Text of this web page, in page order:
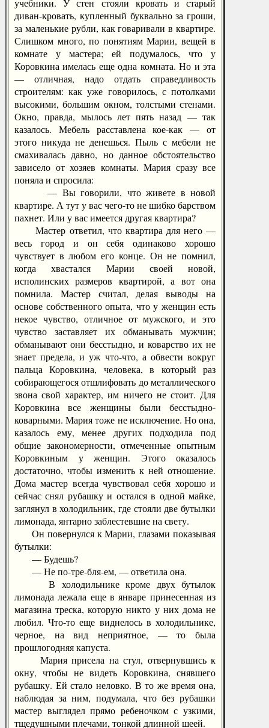
учебники. У стен стояли кровать и старый
диван-кровать, купленный буквально за гроши,
за маленькие рубли, как говаривали в квартире.
Слишком много, по понятиям Марии, вещей в
комнате у мастера; ей подумалось, что у
Коровкина имелась еще одна комната. Но и эта
— отличная, надо отдать справедливость
строителям: как уже говорилось, с потолками
высокими, большим окном, толстыми стенами.
Окно, правда, мылось лет пять назад — так
казалось. Мебель расставлена кое-как — от
этого никуда не денешься. Пыль с мебели не
смахивалась давно, но данное обстоятельство
зависело от хозяев комнаты. Мария сразу все
поняла и спросила:
— Вы говорили, что живете в новой
квартире. А тут у вас чего-то не шибко барством
пахнет. Или у вас имеется другая квартира?
Мастер ответил, что квартира для него —
весь город и он себя одинаково хорошо
чувствует в любом его конце. Он не помнил,
когда хвастался Марии своей новой,
исполинских размеров квартирой, а вот она
помнила. Мастер считал, делая выводы на
основе собственного опыта, что у женщин есть
некое чувство, отличное от мужского, и это
чувство заставляет их обманывать мужчин;
обманывают они бесстыдно, и коварство их не
знает предела, и уж что-что, а обвести вокруг
пальца Коровкина, человека, в который раз
собирающегося отшлифовать до металлического
звона свой характер, им ничего не стоит. Для
Коровкина все женщины были бесстыдно-
коварными. Мария тоже не исключение. Но она,
казалось ему, менее других подходила под
общие закономерности, отмеченные опытным
Коровкиным у женщин. Этого оказалось
достаточно, чтобы изменить к ней отношение.
Дома мастер всегда чувствовал себя хорошо и
сейчас снял рубашку и остался в одной майке,
заглянул в холодильник, где стояли две бутылки
лимонада, янтарно заблестевшие на свету.
Он повернулся к Марии, глазами показывая
бутылки:
— Будешь?
— Не по-тре-бля-ем, — ответила она.
В холодильнике кроме двух бутылок
лимонада лежала еще в январе принесенная из
магазина треска, которую никто у них дома не
любил. Что-то еще виднелось в холодильнике,
черное, на вид неприятное, — то была
прошлогодняя капуста.
Мария присела на стул, отвернувшись к
окну, чтобы не видеть Коровкина, снявшего
рубашку. Ей стало неловко. В то же время она,
наблюдая за ним, подумала, что без рубашки
мастер выглядел прямо ребеночком с узкими,
тщедушными плечами, тонкой длинной шеей.